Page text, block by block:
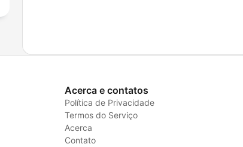
Acerca e contatos
Política de Privacidade
Termos do Serviço
Acerca
Contato